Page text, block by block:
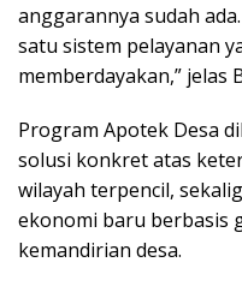
anggarannya sudah
satu sistem pelayanan
memberdayakan,” jelas
Program Apotek Desa
solusi konkret atas
wilayah terpencil,
ekonomi baru berbasis
kemandirian desa.